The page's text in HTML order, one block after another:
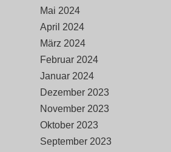
Mai 2024
April 2024
März 2024
Februar 2024
Januar 2024
Dezember 2023
November 2023
Oktober 2023
September 2023